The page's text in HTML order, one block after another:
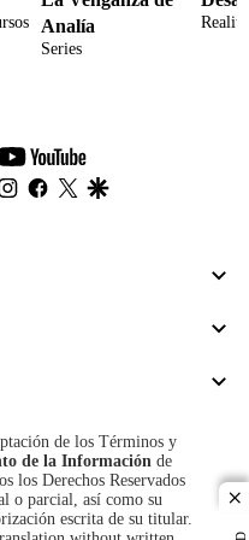
Analía
Series
youtube-
footer
instagram
facebook
twitter
de los Términos y
de la Información de
los Derechos Reservados
o parcial, así como su
escrita de su titular.